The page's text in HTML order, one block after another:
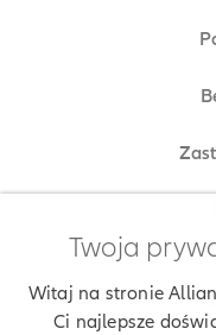
Twoja
Witaj na stronie
Ci najlepsze